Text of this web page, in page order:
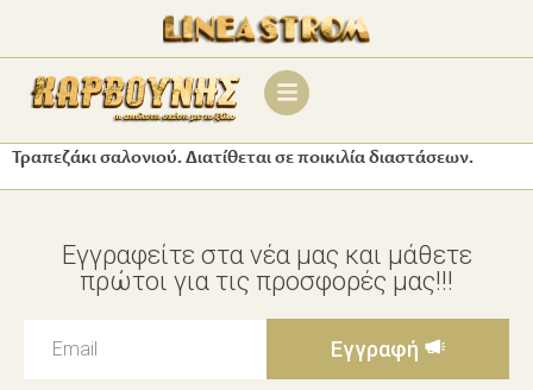
Τραπεζάκι σαλονιού. Διατίθεται σε ποικιλία διαστάσεων.
Εγγραφείτε στα νέα μας και μάθετε
πρώτοι για τις προσφορές μας!!!
Εγγραφή